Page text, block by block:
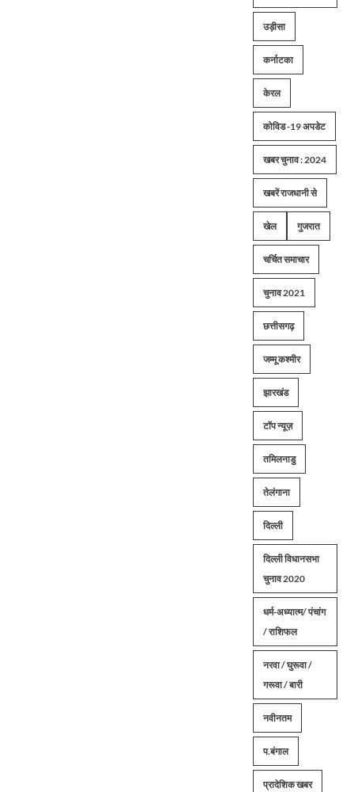
उड़ीसा
कर्नाटका
केरल
कोविड -19 अपडेट
खबर चुनाव : 2024
खबरें राजधानी से
खेल गुजरात
चर्चित समाचार
चुनाव 2021
छत्तीसगढ़
जम्मू कश्मीर
झारखंड
टॉप न्यूज़
तमिलनाडु
तेलंगाना
दिल्ली
दिल्ली विधानसभा
चुनाव 2020
धर्म-अध्यात्म/ पंचांग
/ राशिफल
नरवा / घुरूवा /
गरूवा / बारी
नवीनतम
प.बंगाल
प्रादेशिक खबर